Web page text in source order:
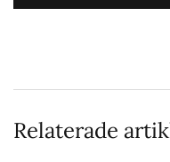
Relaterade